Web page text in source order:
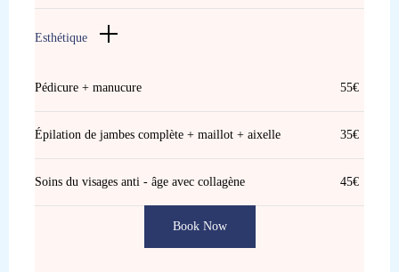
Esthétique
Pédicure + manucure 55€
Épilation de jambes complète + maillot + aixelle 35€
Soins du visages anti - âge avec collagène 45€
Book Now